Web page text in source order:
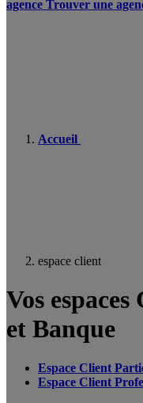
agence Trouver une
Accueil
espace client
Vos
et Banque
Espace Client
Espace Client